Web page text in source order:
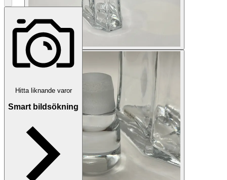
Hitta liknande varor
Smart bildsökning